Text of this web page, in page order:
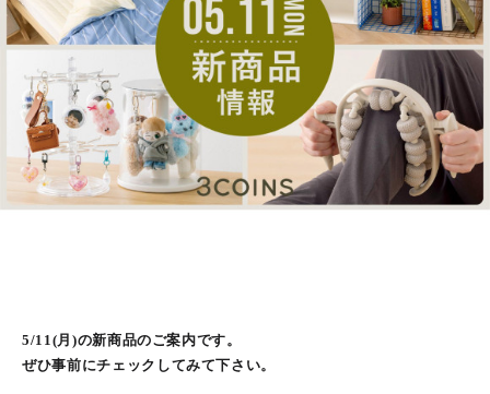
5/11(月)の新商品のご案内です。
ぜひ事前にチェックしてみて下さい。